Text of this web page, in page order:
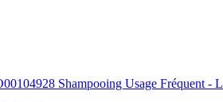
Shampooing Usage Fréquent -